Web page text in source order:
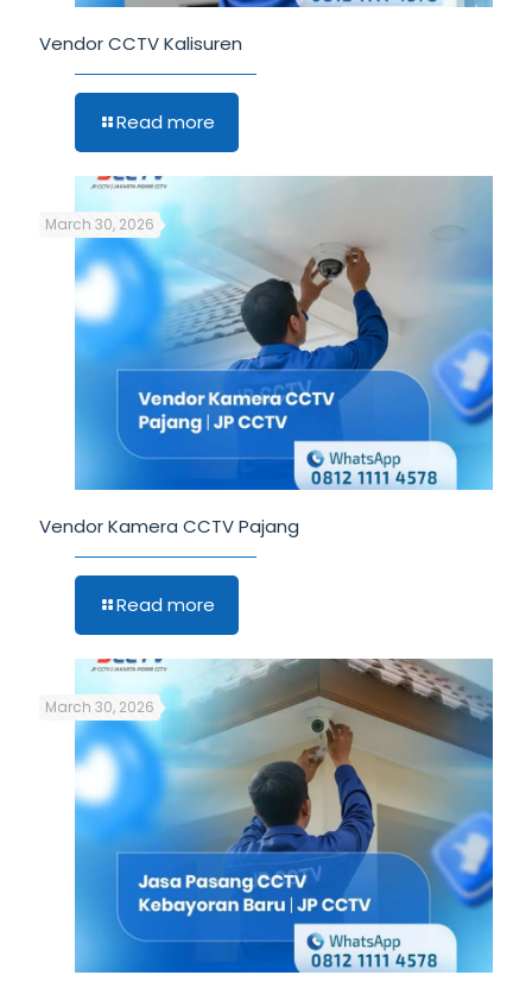
Vendor CCTV Kalisuren
Read more
March 30, 2026
Vendor Kamera CCTV Pajang
Read more
March 30, 2026